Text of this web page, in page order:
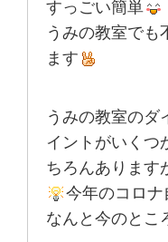
すっごい簡単
うみの教室でも
ます
うみの教室のダ
イントがいくつ
ちろんあります
今年のコロ
なんと今のとこ